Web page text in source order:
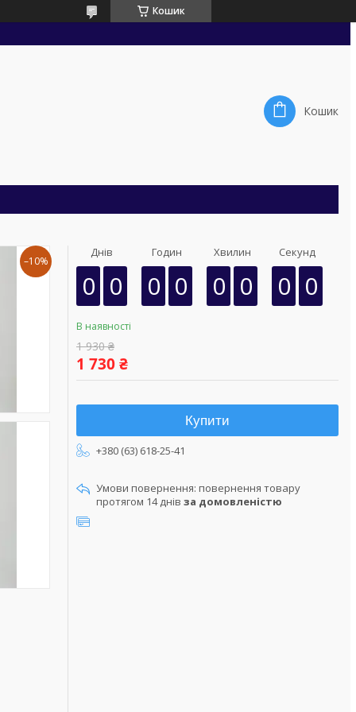
Кошик
Кошик
–10%
Днів
0 0
Годин
0 0
Хвилин
0 0
Секунд
0 0
В наявності
1 930 ₴
1 730 ₴
Купити
+380 (63) 618-25-41
повернення товару
протягом 14 днів за домовленістю